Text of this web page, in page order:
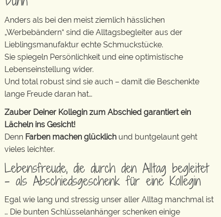
Anders als bei den meist ziemlich hässlichen
„Werbebändern“ sind die Alltagsbegleiter aus der
Lieblingsmanufaktur echte Schmuckstücke.
Sie spiegeln Persönlichkeit und eine optimistische
Lebenseinstellung wider.
Und total robust sind sie auch – damit die Beschenkte
lange Freude daran hat…
Zauber Deiner Kollegin zum Abschied garantiert ein
Lächeln ins Gesicht!
Denn Farben machen glücklich und buntgelaunt geht
vieles leichter.
Lebensfreude, die durch den Alltag begleitet
– als Abschiedsgeschenk für eine Kollegin
Egal wie lang und stressig unser aller Alltag manchmal ist
… Die bunten Schlüsselanhänger schenken einige